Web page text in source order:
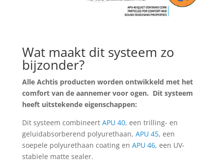
Wat maakt dit systeem zo
bijzonder?
Alle Achtis producten worden ontwikkeld met het
comfort van de aannemer voor ogen. Dit systeem
heeft uitstekende eigenschappen:
Dit systeem combineert APU 40, een trilling- en
geluidabsorberend polyurethaan, APU 45, een
soepele polyurethaan coating en APU 46, een UV-
stabiele matte sealer.